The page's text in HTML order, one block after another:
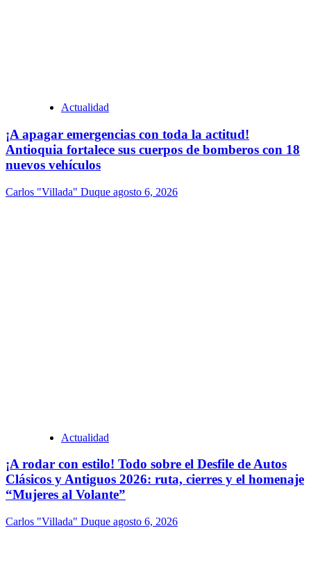
Actualidad
¡A apagar emergencias con toda la actitud!
Antioquia fortalece sus cuerpos de bomberos con 18
nuevos vehículos
Carlos "Villada" Duque agosto 6, 2026
Actualidad
¡A rodar con estilo! Todo sobre el Desfile de Autos
Clásicos y Antiguos 2026: ruta, cierres y el homenaje
“Mujeres al Volante”
Carlos "Villada" Duque agosto 6, 2026